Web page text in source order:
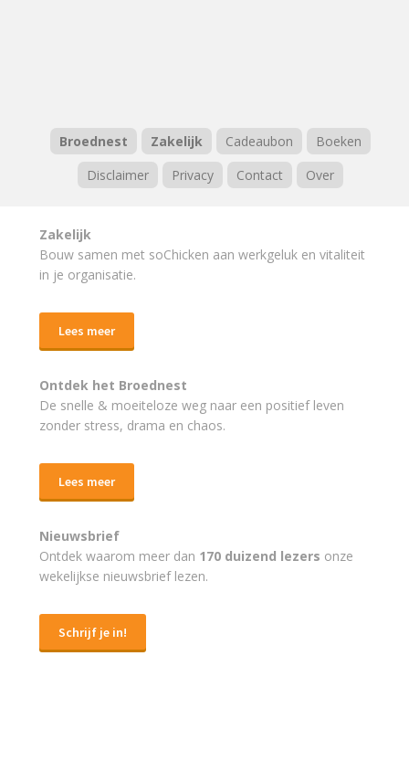
Broednest Zakelijk Cadeaubon
Boeken
Disclaimer
Privacy Contact Over
Zakelijk
Bouw samen met soChicken aan werkgeluk en vitaliteit
in je organisatie.
Lees meer
Ontdek het Broednest
De snelle & moeiteloze weg naar een positief leven
zonder stress, drama en chaos.
Lees meer
Nieuwsbrief
Ontdek waarom meer dan 170 duizend lezers onze
wekelijkse nieuwsbrief lezen.
Schrijf je in!